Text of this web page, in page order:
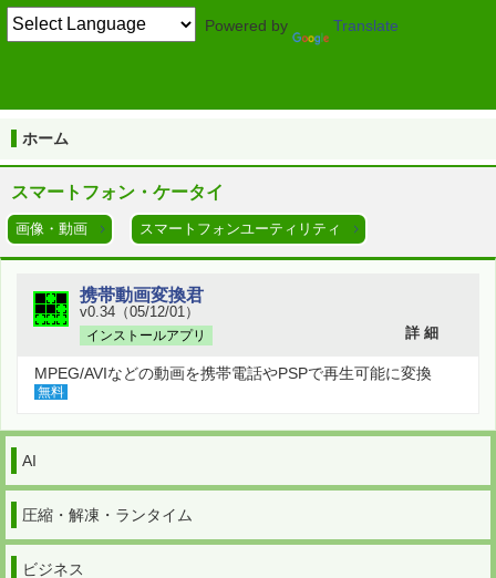
Powered by Translate
ホーム
スマートフォン・ケータイ
画像・動画 スマートフォンユーティリティ
携帯動画変換君
v0.34（05/12/01）
インストールアプリ
詳 細
MPEG/AVIなどの動画を携帯電話やPSPで再生可能に変換
無料
AI
圧縮・解凍・ランタイム
ビジネス